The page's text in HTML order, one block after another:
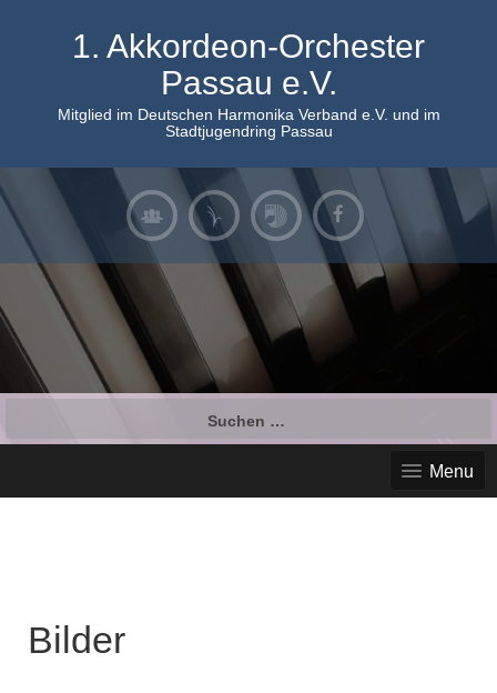
1. Akkordeon-Orchester
Passau e.V.
Mitglied im Deutschen Harmonika Verband e.V. und im
Stadtjugendring Passau
Menu
Bilder